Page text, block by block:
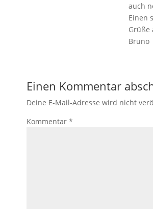
auch
Einen
Grüße
Bruno
Einen Kommentar
Deine E-Mail-Adresse wird nicht
Kommentar *